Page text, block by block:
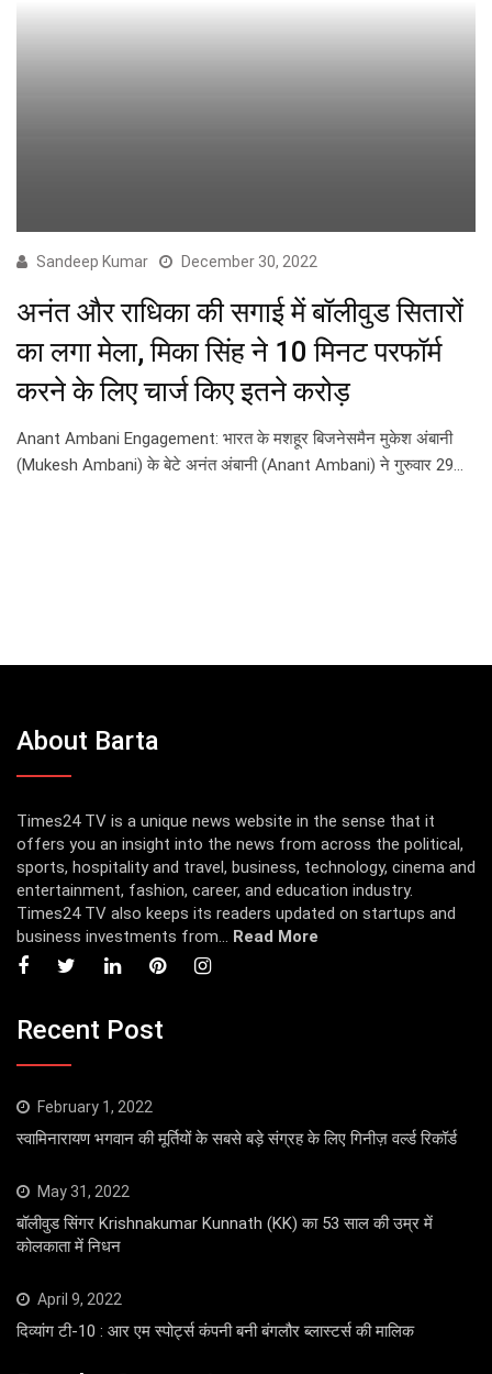
Sandeep Kumar December 30, 2022
अनंत और राधिका की सगाई में बॉलीवुड सितारों
का लगा मेला, मिका सिंह ने 10 मिनट परफॉर्म
करने के लिए चार्ज किए इतने करोड़
Anant Ambani Engagement: भारत के मशहूर बिजनेसमैन मुकेश अंबानी
(Mukesh Ambani) के बेटे अनंत अंबानी (Anant Ambani) ने गुरुवार 29…
About Barta
Times24 TV is a unique news website in the sense that it
offers you an insight into the news from across the political,
sports, hospitality and travel, business, technology, cinema and
entertainment, fashion, career, and education industry.
Times24 TV also keeps its readers updated on startups and
business investments from... Read More
Recent Post
February 1, 2022
स्वामिनारायण भगवान की मूर्तियों के सबसे बड़े संग्रह के लिए गिनीज़ वर्ल्ड रिकॉर्ड
May 31, 2022
बॉलीवुड सिंगर Krishnakumar Kunnath (KK) का 53 साल की उम्र में
कोलकाता में निधन
April 9, 2022
दिव्यांग टी-10 : आर एम स्पोर्ट्स कंपनी बनी बंगलौर ब्लास्टर्स की मालिक